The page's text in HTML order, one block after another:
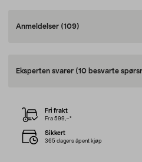
Anmeldelser (109)
Eksperten svarer (10 besvarte
Fri frakt
Fra 599,–*
Sikkert
365 dagers åpent kjøp